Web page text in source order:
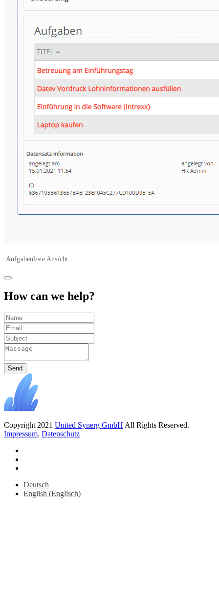
Aufgabenliste Ansicht
How can we help?
Send
Copyright 2021 United Synerg GmbH All Rights Reserved.
Impressum. Datenschutz
Deutsch
English (Englisch)